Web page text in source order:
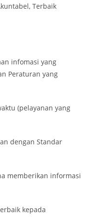
Terbaik
infomasi yang
Peraturan yang
(pelayanan yang
dengan Standar
memberikan informasi
kepada